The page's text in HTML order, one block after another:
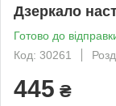
Дзеркало
Готово до
Код: 30261
445 ₴